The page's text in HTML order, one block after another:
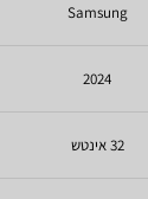
Samsung
2024
32 אינטש